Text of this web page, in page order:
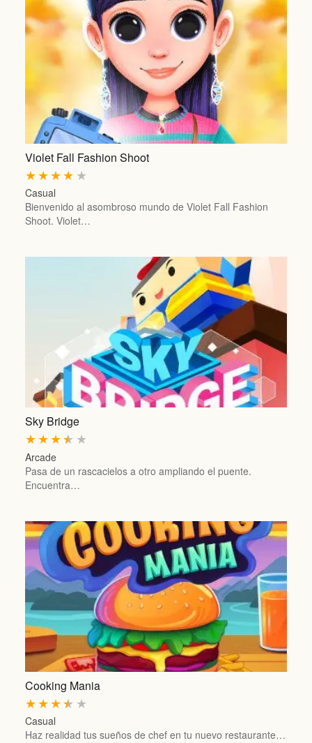
Violet Fall Fashion Shoot
★
★
★
★
★
Casual
Bienvenido al asombroso mundo de Violet Fall Fashion
Shoot. Violet…
Sky Bridge
★
★
★
★
★
Arcade
Pasa de un rascacielos a otro ampliando el puente.
Encuentra…
Cooking Mania
★
★
★
★
★
Casual
Haz realidad tus sueños de chef en tu nuevo restaurante…